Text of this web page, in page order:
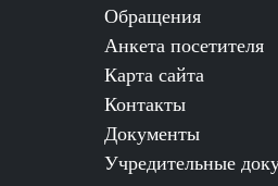
Обращения
Анкета посетителя
Карта сайта
Контакты
Документы
Учредительные